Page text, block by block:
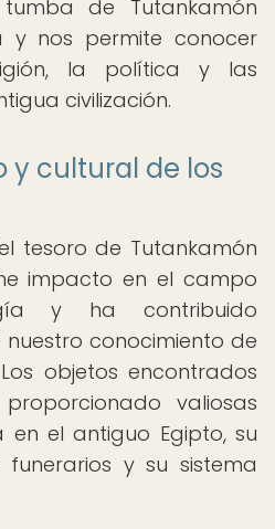
de Tutankamón
y nos permite conocer
la política y las
civilización.
y cultural de los
tesoro de Tutankamón
impacto en el campo
y ha contribuido
conocimiento de
objetos encontrados
valiosas
el antiguo Egipto, su
funerarios y su sistema